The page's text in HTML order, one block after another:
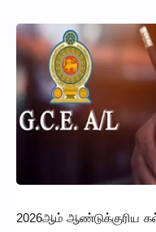
2026ஆம் ஆண்டுக்குரிய